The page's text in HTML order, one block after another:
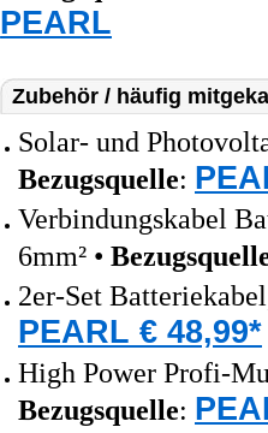
PEARL
Zubehör / häufig
Solar- und
Bezugsquelle:
Verbindungskabel
6mm² •
2er-Set
PEARL € 48,99*
High Power Profi-
Bezugsquelle: